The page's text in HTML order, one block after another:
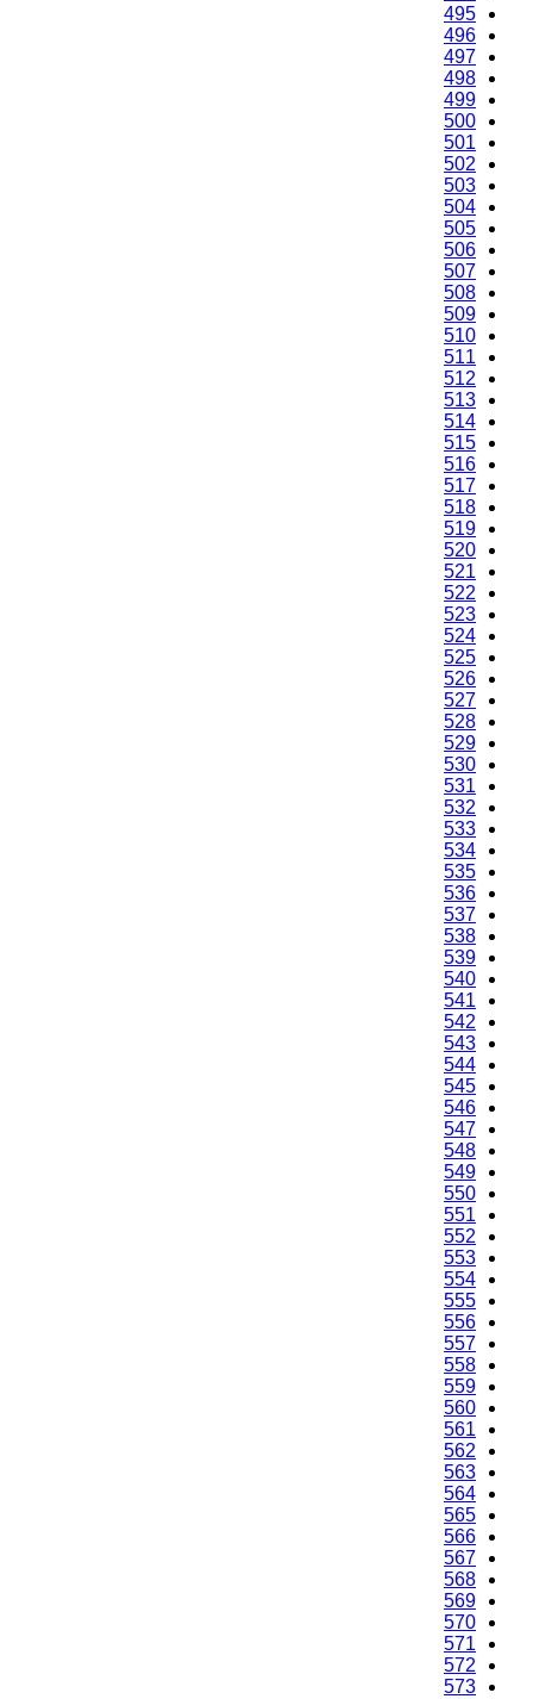
495
496
497
498
499
500
501
502
503
504
505
506
507
508
509
510
511
512
513
514
515
516
517
518
519
520
521
522
523
524
525
526
527
528
529
530
531
532
533
534
535
536
537
538
539
540
541
542
543
544
545
546
547
548
549
550
551
552
553
554
555
556
557
558
559
560
561
562
563
564
565
566
567
568
569
570
571
572
573